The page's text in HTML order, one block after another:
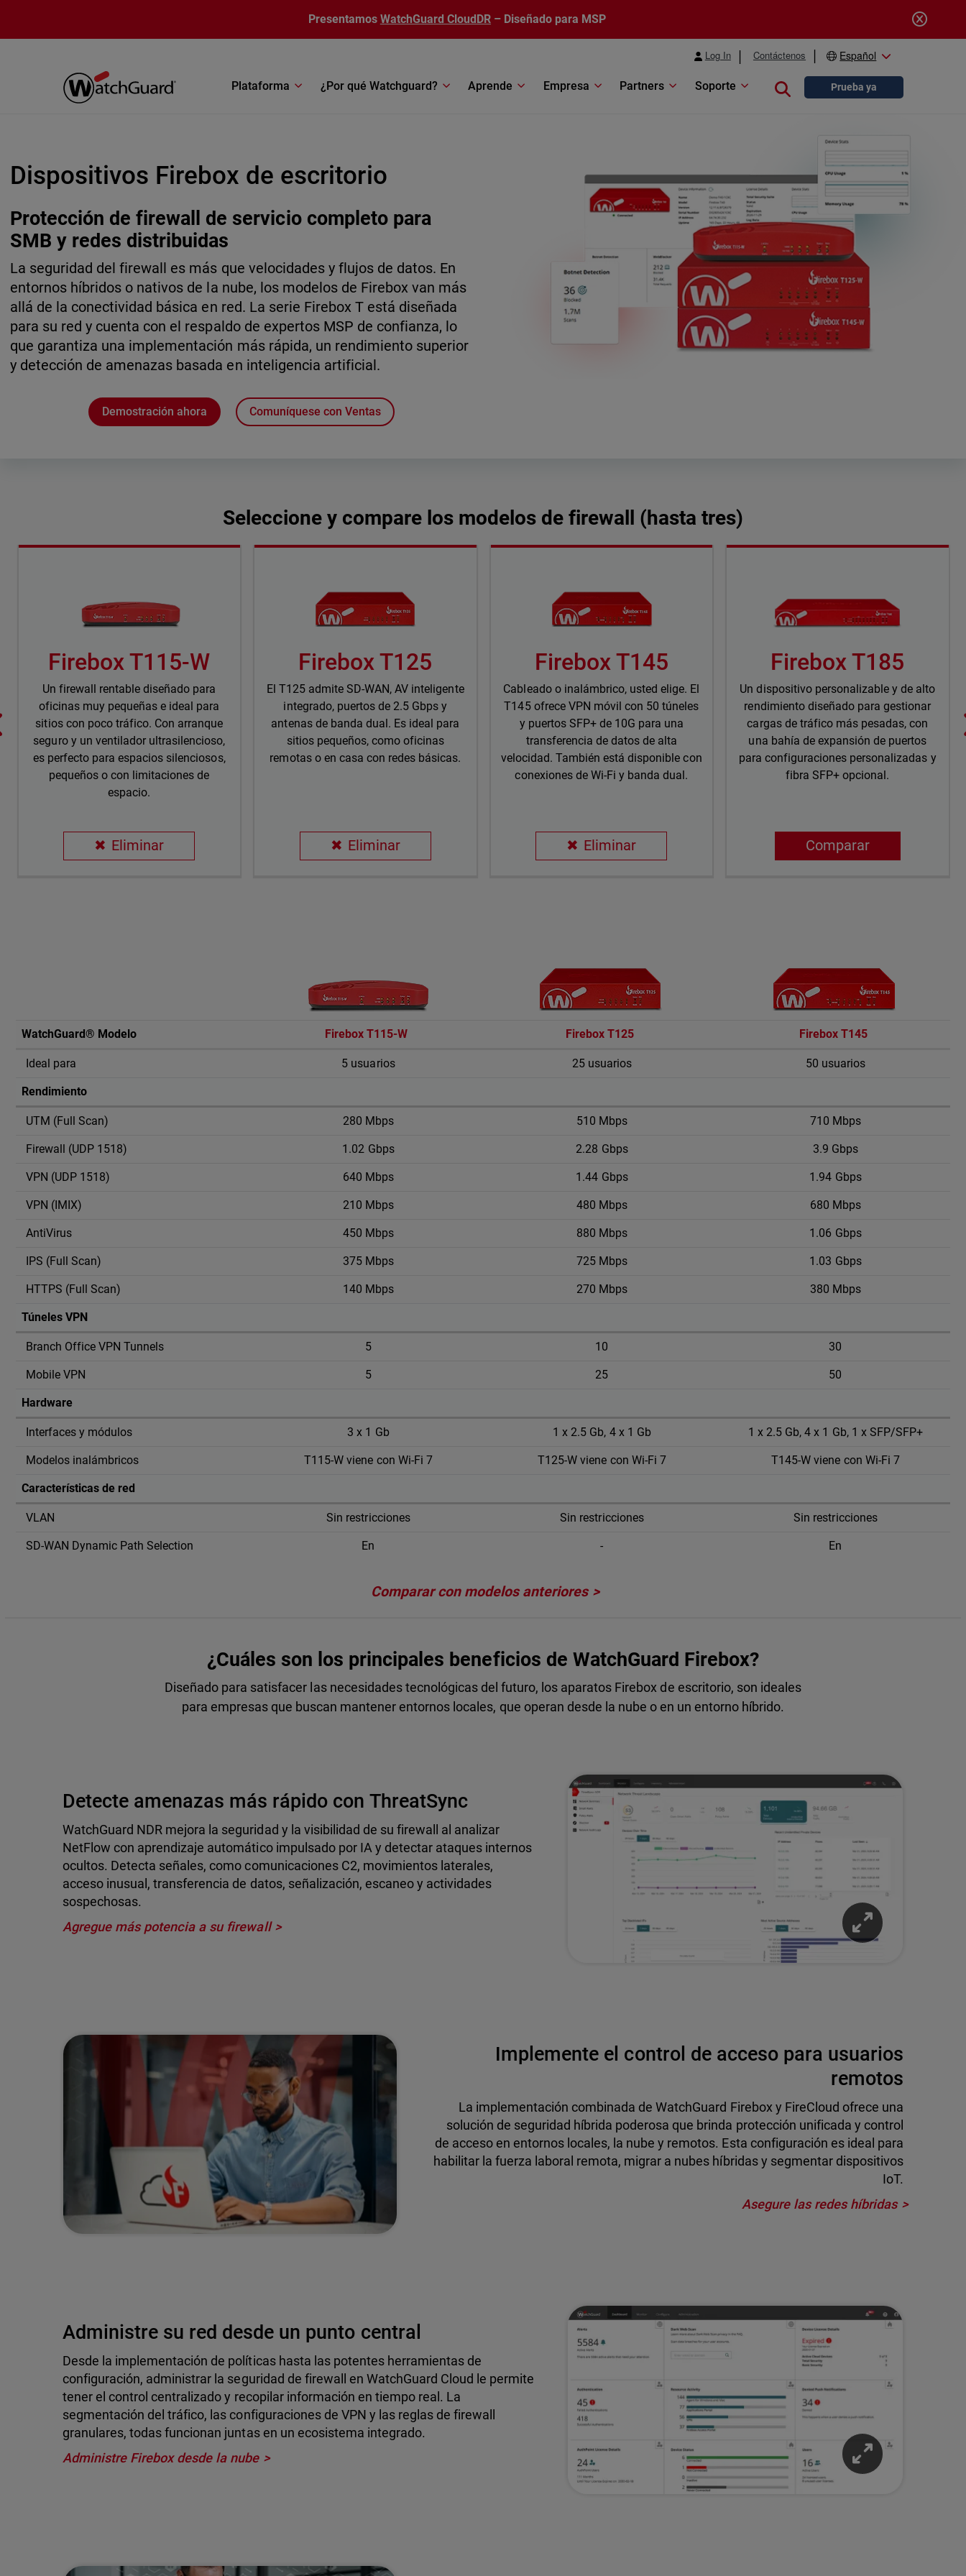
Presentamos WatchGuard CloudDR – Diseñado para MSP
Log In Contáctenos Español
Plataforma ¿Por qué Watchguard? Aprende Empresa Partners Soporte Close searchPrueba ya
Dispositivos Firebox de escritorio
Protección de firewall de servicio completo para
SMB y redes distribuidas
La seguridad del firewall es más que velocidades y flujos de datos. En
entornos híbridos o nativos de la nube, los modelos de Firebox van más
allá de la conectividad básica en red. La serie Firebox T está diseñada
para su red y cuenta con el respaldo de expertos MSP de confianza, lo
que garantiza una implementación más rápida, un rendimiento superior
y detección de amenazas basada en inteligencia artificial.
Demostración ahora Comuníquese con Ventas
Seleccione y compare los modelos de firewall (hasta tres)
Firebox T115-W
Un firewall rentable diseñado para
oficinas muy pequeñas e ideal para
sitios con poco tráfico. Con arranque
seguro y un ventilador ultrasilencioso,
es perfecto para espacios silenciosos,
pequeños o con limitaciones de
espacio.
Eliminar
Firebox T125
El T125 admite SD-WAN, AV inteligente
integrado, puertos de 2.5 Gbps y
antenas de banda dual. Es ideal para
sitios pequeños, como oficinas
remotas o en casa con redes básicas.
Eliminar
Firebox T145
Cableado o inalámbrico, usted elige. El
T145 ofrece VPN móvil con 50 túneles
y puertos SFP+ de 10G para una
transferencia de datos de alta
velocidad. También está disponible con
conexiones de Wi-Fi y banda dual.
Eliminar
Firebox T185
Un dispositivo personalizable y de alto
rendimiento diseñado para gestionar
cargas de tráfico más pesadas, con
una bahía de expansión de puertos
para configuraciones personalizadas y
fibra SFP+ opcional.
Comparar
Compare dispositivos firewall
WatchGuard® Modelo
Firebox T115-W Firebox T125 Firebox T145
Ideal para 5 usuarios 25 usuarios 50 usuarios
Rendimiento
UTM (Full Scan) 280 Mbps 510 Mbps 710 Mbps
Firewall (UDP 1518) 1.02 Gbps 2.28 Gbps 3.9 Gbps
VPN (UDP 1518) 640 Mbps 1.44 Gbps 1.94 Gbps
VPN (IMIX) 210 Mbps 480 Mbps 680 Mbps
AntiVirus 450 Mbps 880 Mbps 1.06 Gbps
IPS (Full Scan) 375 Mbps 725 Mbps 1.03 Gbps
HTTPS (Full Scan) 140 Mbps 270 Mbps 380 Mbps
Túneles VPN
Branch Office VPN Tunnels 5 10 30
Mobile VPN 5 25 50
Hardware
Interfaces y módulos 3 x 1 Gb 1 x 2.5 Gb, 4 x 1 Gb 1 x 2.5 Gb, 4 x 1 Gb, 1 x SFP/SFP+
Modelos inalámbricos T115-W viene con Wi-Fi 7 T125-W viene con Wi-Fi 7 T145-W viene con Wi-Fi 7
Características de red
VLAN Sin restricciones Sin restricciones Sin restricciones
SD-WAN Dynamic Path Selection En - En
Comparar con modelos anteriores
¿Cuáles son los principales beneficios de WatchGuard Firebox?
Diseñado para satisfacer las necesidades tecnológicas del futuro, los aparatos Firebox de escritorio, son ideales
para empresas que buscan mantener entornos locales, que operan desde la nube o en un entorno híbrido.
Detecte amenazas más rápido con ThreatSync
WatchGuard NDR mejora la seguridad y la visibilidad de su firewall al analizar
NetFlow con aprendizaje automático impulsado por IA y detectar ataques internos
ocultos. Detecta señales, como comunicaciones C2, movimientos laterales,
acceso inusual, transferencia de datos, señalización, escaneo y actividades
sospechosas.
Agregue más potencia a su firewall
Implemente el control de acceso para usuarios
remotos
La implementación combinada de WatchGuard Firebox y FireCloud ofrece una
solución de seguridad híbrida poderosa que brinda protección unificada y control
de acceso en entornos locales, la nube y remotos. Esta configuración es ideal para
habilitar la fuerza laboral remota, migrar a nubes híbridas y segmentar dispositivos
IoT.
Asegure las redes híbridas
Administre su red desde un punto central
Desde la implementación de políticas hasta las potentes herramientas de
configuración, administrar la seguridad de firewall en WatchGuard Cloud le permite
tener el control centralizado y recopilar información en tiempo real. La
segmentación del tráfico, las configuraciones de VPN y las reglas de firewall
granulares, todas funcionan juntas en un ecosistema integrado.
Administre Firebox desde la nube